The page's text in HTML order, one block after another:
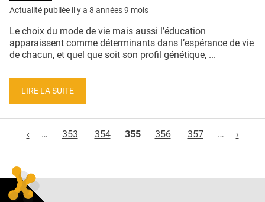
Actualité publiée il y a 8 années 9 mois
Le choix du mode de vie mais aussi l’éducation
apparaissent comme déterminants dans l’espérance de vie
de chacun, et quel que soit son profil génétique, ...
LIRE LA SUITE
‹
… 353 354 355 356 357 … ›